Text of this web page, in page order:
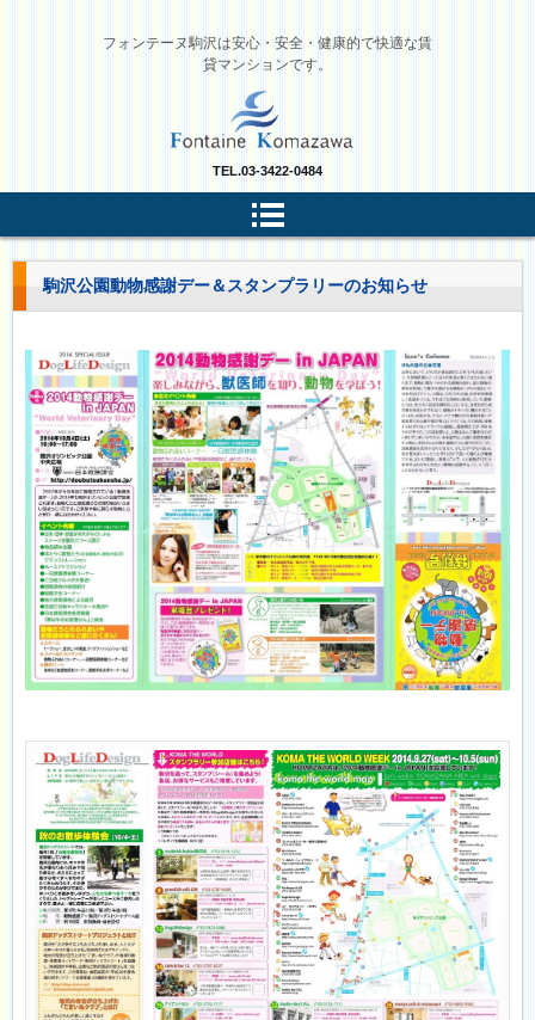
フォンテーヌ駒沢は安心・安全・健康的で快適な賃
貸マンションです。
TEL.03-3422-0484
駒沢公園動物感謝デー＆スタンプラリーのお知らせ